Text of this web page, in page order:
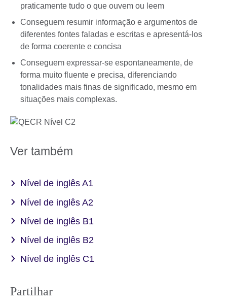
praticamente tudo o que ouvem ou leem
Conseguem resumir informação e argumentos de
diferentes fontes faladas e escritas e apresentá-los
de forma coerente e concisa
Conseguem expressar-se espontaneamente, de
forma muito fluente e precisa, diferenciando
tonalidades mais finas de significado, mesmo em
situações mais complexas.
Ver também
Nível de inglês A1
Nível de inglês A2
Nível de inglês B1
Nível de inglês B2
Nível de inglês C1
Partilhar